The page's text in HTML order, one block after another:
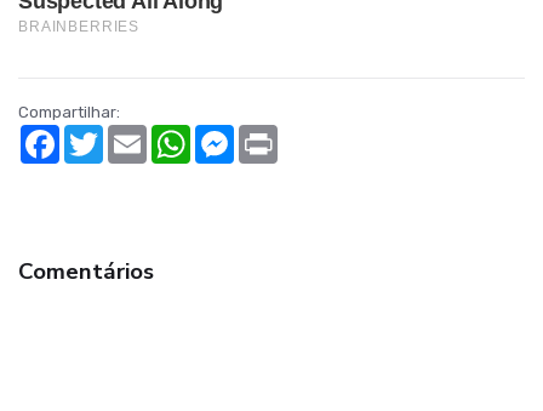
Compartilhar:
Facebook
TwitterEmail WhatsAppMessenger
Comentários